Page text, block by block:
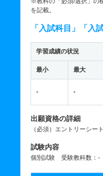
を記載。
「入試科目」「入
学習成績の状況
最小 最大
- -
出願資格の詳細
（必須）エントリーシー
試験内容
個別試験 受験教科数：-